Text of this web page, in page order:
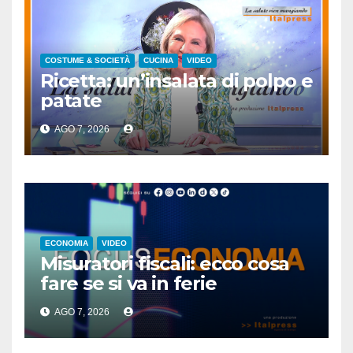
COSTUME & SOCIETÀ CUCINA VIDEO
Ricetta: un’insalata di polpo e
patate
AGO 7, 2026
ECONOMIA VIDEO
Misuratori fiscali: ecco cosa
fare se si va in ferie
AGO 7, 2026